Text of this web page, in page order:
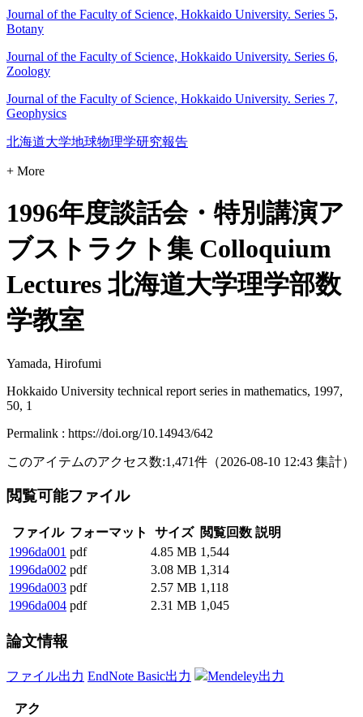
Journal of the Faculty of Science, Hokkaido University. Series 5,
Botany
Journal of the Faculty of Science, Hokkaido University. Series 6,
Zoology
Journal of the Faculty of Science, Hokkaido University. Series 7,
Geophysics
北海道大学地球物理学研究報告
+ More
1996年度談話会・特別講演ア
ブストラクト集 Colloquium
Lectures 北海道大学理学部数
学教室
Yamada, Hirofumi
Hokkaido University technical report series in mathematics, 1997,
50, 1
Permalink : https://doi.org/10.14943/642
このアイテムのアクセス数:1,471件 （2026-08-10 12:43 集計）
閲覧可能ファイル
ファイル フォーマット サイズ 閲覧回数 説明
1996da001 pdf 4.85 MB 1,544
1996da002 pdf 3.08 MB 1,314
1996da003 pdf 2.57 MB 1,118
1996da004 pdf 2.31 MB 1,045
論文情報
ファイル出力 EndNote Basic出力 Mendeley出力
アク